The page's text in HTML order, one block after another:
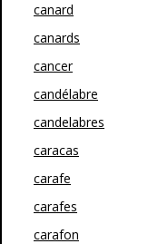
canard
canards
cancer
candélabre
candelabres
caracas
carafe
carafes
carafon